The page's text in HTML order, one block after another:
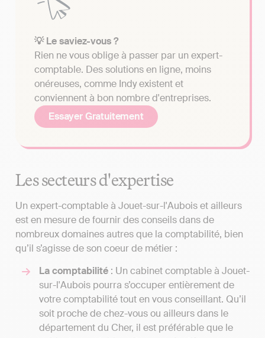
💡 Le saviez-vous ?
Rien ne vous oblige à passer par un expert-
comptable. Des solutions en ligne, moins
onéreuses, comme Indy existent et
conviennent à bon nombre d'entreprises.
Essayer Gratuitement
Les secteurs d'expertise
Un expert-comptable à Jouet-sur-l'Aubois et ailleurs
est en mesure de fournir des conseils dans de
nombreux domaines autres que la comptabilité, bien
qu’il s’agisse de son coeur de métier :
La comptabilité : Un cabinet comptable à Jouet-
sur-l'Aubois pourra s’occuper entièrement de
votre comptabilité tout en vous conseillant. Qu’il
soit proche de chez-vous ou ailleurs dans le
département du Cher, il est préférable que le